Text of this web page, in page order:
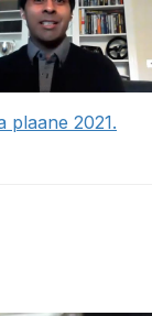
plaane 2021.